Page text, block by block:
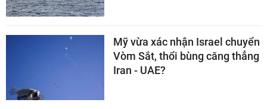
Mỹ vừa xác nhận Israel chuyển
Vòm Sắt, thổi bùng căng thẳng
Iran - UAE?